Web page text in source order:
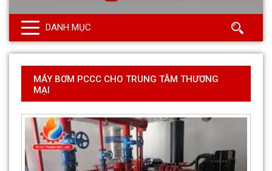
DANH MỤC
MÁY BƠM PCCC CHO TRUNG TÂM THƯƠNG
MẠI